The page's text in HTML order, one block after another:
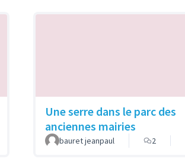
Une serre dans le parc des
anciennes mairies
bauret jeanpaul 2